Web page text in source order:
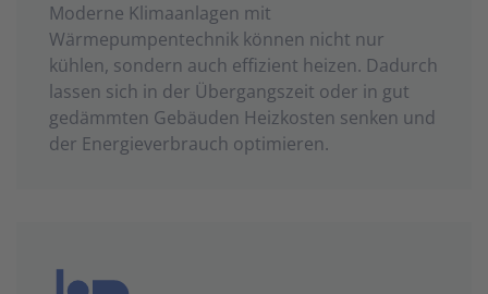
Moderne Klimaanlagen mit
Wärmepumpentechnik können nicht nur
kühlen, sondern auch effizient heizen. Dadurch
lassen sich in der Übergangszeit oder in gut
gedämmten Gebäuden Heizkosten senken und
der Energieverbrauch optimieren.